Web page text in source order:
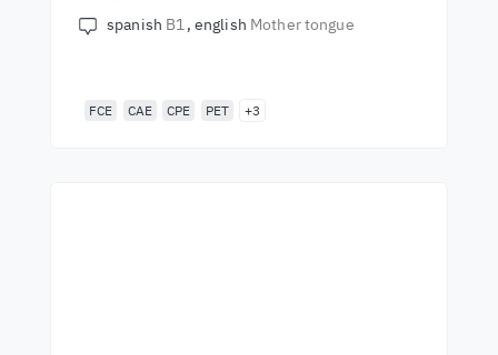
spanish B1 english Mother tongue
FCE CAE CPE PET +3